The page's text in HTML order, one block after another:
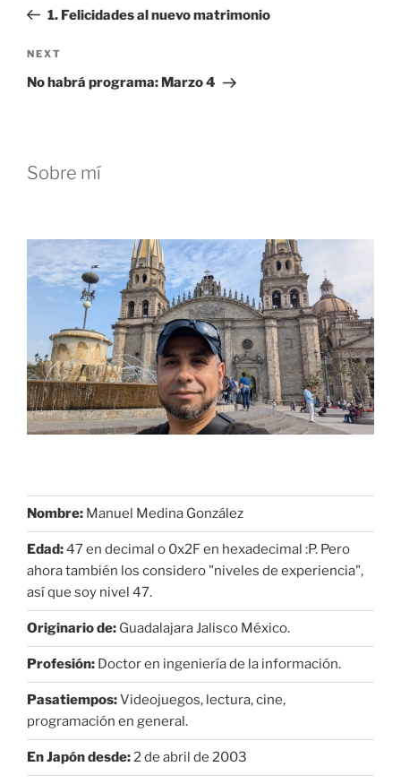
Post1. Felicidades al nuevo matrimonio
Next
Post
NEXT
No habrá programa: Marzo 4
Sobre mí
Nombre: Manuel Medina González
Edad:47 en decimal o 0x2F en hexadecimal :P. Pero
ahora también los considero "niveles de experiencia",
así que soy nivel 47.
Originario de: Guadalajara Jalisco México.
Profesión: Doctor en ingeniería de la información.
Pasatiempos:Videojuegos, lectura, cine,
programación en general.
En Japón desde:2 de abril de 2003